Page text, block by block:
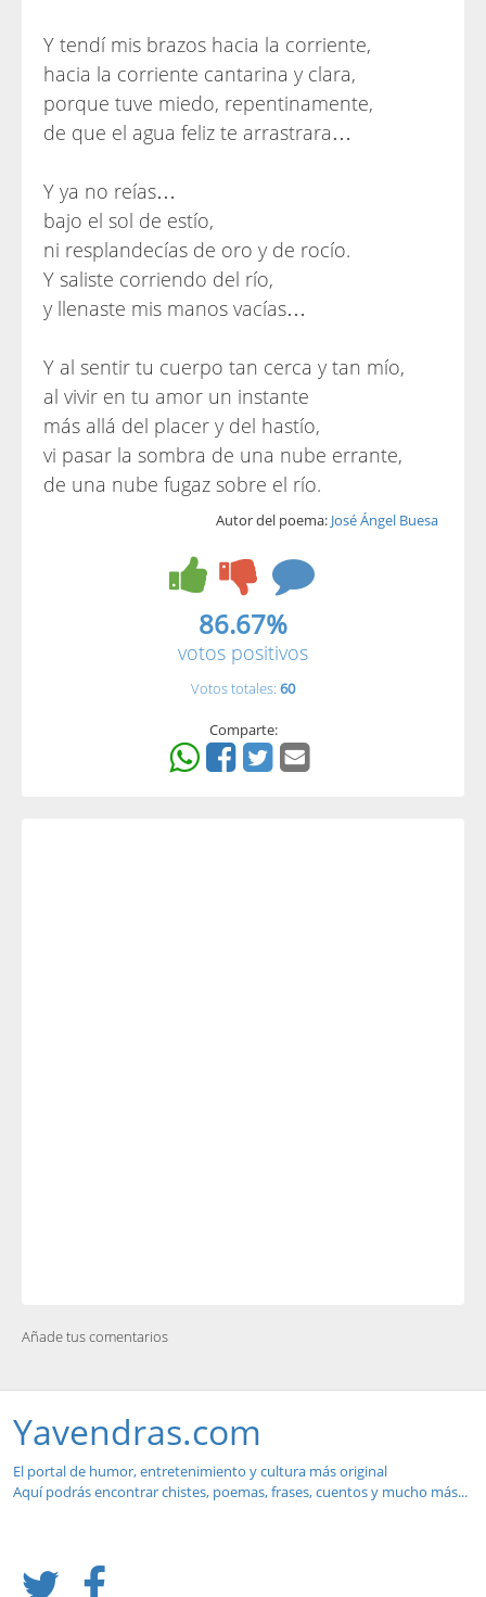
Y tendí mis brazos hacia la corriente,
hacia la corriente cantarina y clara,
porque tuve miedo, repentinamente,
de que el agua feliz te arrastrara…
Y ya no reías…
bajo el sol de estío,
ni resplandecías de oro y de rocío.
Y saliste corriendo del río,
y llenaste mis manos vacías…
Y al sentir tu cuerpo tan cerca y tan mío,
al vivir en tu amor un instante
más allá del placer y del hastío,
vi pasar la sombra de una nube errante,
de una nube fugaz sobre el río.
Autor del poema: José Ángel Buesa
86.67%
votos positivos
Votos totales: 60
Comparte:
Añade tus comentarios
Yavendras.com
El portal de humor, entretenimiento y cultura más original
Aquí podrás encontrar chistes, poemas, frases, cuentos y mucho más...